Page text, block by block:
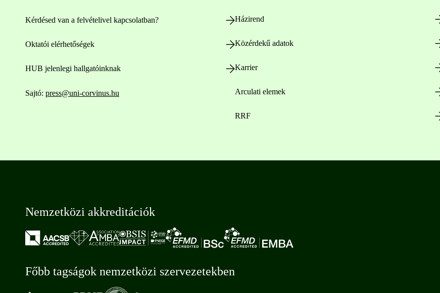
Kérdésed van a felvételivel kapcsolatban?
Oktatói elérhetőségek
HUB jelenlegi hallgatóinknak
Sajtó: press@uni-corvinus.hu
Házirend
Közérdekű adatok
Karrier
Arculati elemek
RRF
Nemzetközi akkreditációk
Főbb tagságok nemzetközi szervezetekben